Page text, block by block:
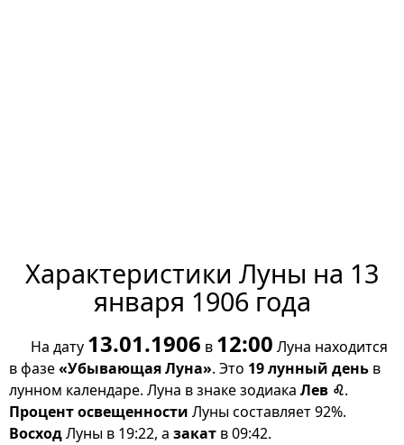
Характеристики Луны на 13
января 1906 года
На дату 13.01.1906 в 12:00 Луна находится
в фазе«Убывающая Луна». Это 19 лунный день в
лунном календаре. Луна в знаке зодиака Лев ♌.
Процент освещенности Луны составляет 92%.
ВосходЛуны в 19:22, а закат в 09:42.